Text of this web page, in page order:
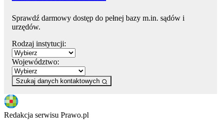
Sprawdź darmowy dostęp do pełnej bazy m.in. sądów i
urzędów.
Rodzaj instytucji:
Województwo:
Szukaj danych kontaktowych
Redakcja serwisu Prawo.pl